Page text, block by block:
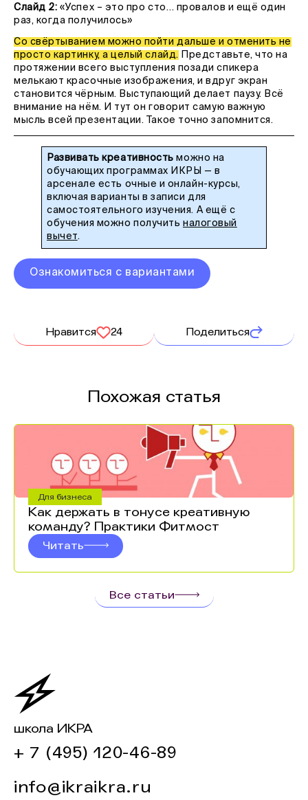
Слайд 2: «Успех – это про сто… провалов и ещё один
раз, когда получилось»
Со свёртыванием можно пойти дальше и отменить не
просто картинку, а целый слайд. Представьте, что на
протяжении всего выступления позади спикера
мелькают красочные изображения, и вдруг экран
становится чёрным. Выступающий делает паузу. Всё
внимание на нём. И тут он говорит самую важную
мысль всей презентации. Такое точно запомнится.
Развивать креативность можно на
обучающих программах ИКРЫ — в
арсенале есть очные и онлайн-курсы,
включая варианты в записи для
самостоятельного изучения. А ещё с
обучения можно получить налоговый
вычет.
Ознакомиться с вариантами
Нравится 24 Поделиться
Похожая статья
Для бизнеса
Как держать в тонусе креативную
команду? Практики Фитмост
Читать
Все статьи
школа ИКРА
+ 7 (495) 120-46-89
info@ikraikra.ru